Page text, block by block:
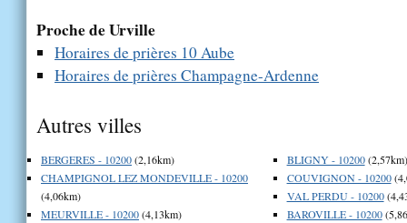
Proche de Urville
Horaires de prières 10 Aube
Horaires de prières Champagne-Ardenne
Autres villes
BERGERES - 10200(2,16km)
CHAMPIGNOL LEZ MONDEVILLE - 10200
(4,06km)
MEURVILLE - 10200(4,13km)
BLIGNY - 10200(2,57km)
COUVIGNON - 10200
VAL PERDU - 10200
BAROVILLE - 10200